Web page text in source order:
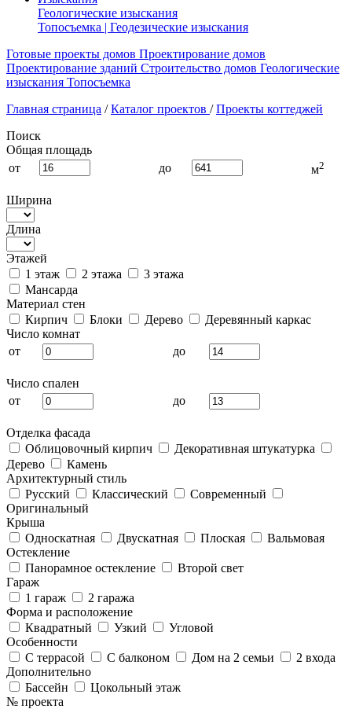
Геологические изыскания
Топосъемка | Геодезические изыскания
Готовые проекты домов Проектирование домов
Проектирование зданий Строительство домов Геологические
изыскания Топосъемка
Главная страница / Каталог проектов / Проекты коттеджей
Поиск
Общая площадь
от
до м2
Ширина
Длина
Этажей
1 этаж
2 этажа
3 этажа
Мансарда
Материал стен
Кирпич
Блоки Дерево
Деревянный каркас
Число комнат
от
до
Число спален
от
до
Отделка фасада
Облицовочный кирпич
Декоративная штукатурка
Дерево
Камень
Архитектурный стиль
Русский
Классический
Современный
Оригинальный
Крыша
Односкатная
Двускатная Плоская
Вальмовая
Остекление
Панорамное остекление
Второй свет
Гараж
1 гараж
2 гаража
Форма и расположение
Квадратный
Узкий
Угловой
Особенности
С террасой
С балконом Дом на 2 семьи
2 входа
Дополнительно
Бассейн
Цокольный этаж
№ проекта